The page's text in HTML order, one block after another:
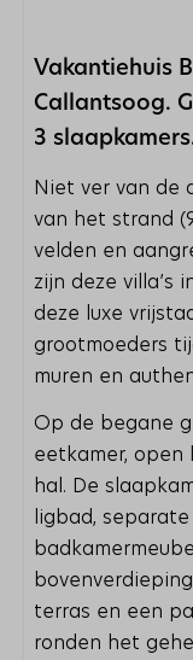
Vakantiehuis
Callantsoog.
3
Niet ver van de
van het strand
velden en
zijn deze villa’s
deze luxe
grootmoeders
muren en
Op de begane
eetkamer, open
hal. De
ligbad,
terras en een
ronden het